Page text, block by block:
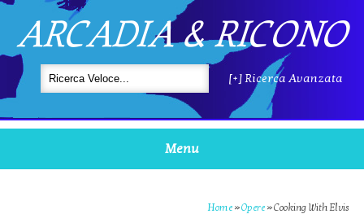
ARCADIA & RICONO
[+] Ricerca Avanzata
Menu
Home »Opere »Cooking With Elvis